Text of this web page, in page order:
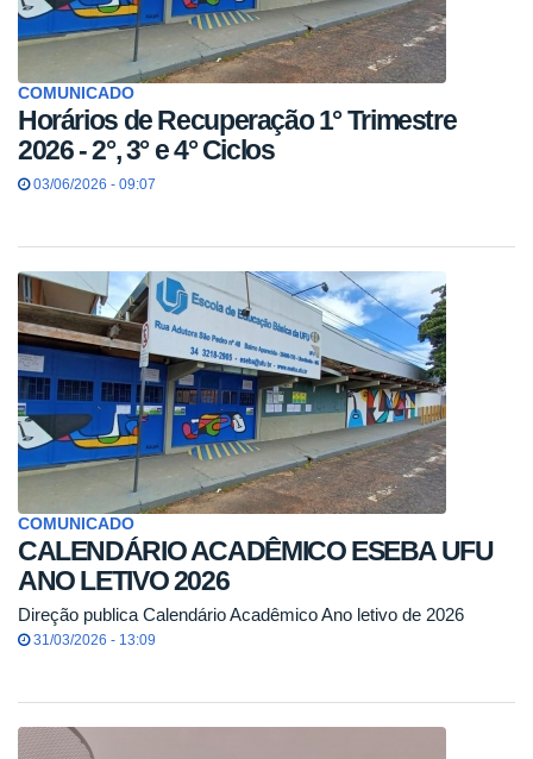
COMUNICADO
Horários de Recuperação 1° Trimestre
2026 - 2°, 3° e 4° Ciclos
03/06/2026 - 09:07
COMUNICADO
CALENDÁRIO ACADÊMICO ESEBA UFU
ANO LETIVO 2026
Direção publica Calendário Acadêmico Ano letivo de 2026
31/03/2026 - 13:09